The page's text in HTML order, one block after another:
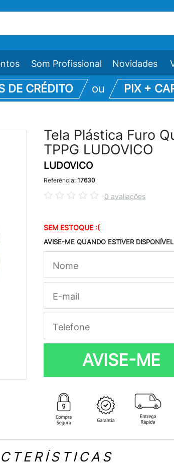
Som Profissional Novidades
DE CRÉDITO ou PIX +
Tela Plástica Furo
TPPG LUDOVICO
LUDOVICO
Referência: 17630
0 avaliações
SEM ESTOQUE :(
AVISE-ME QUANDO ESTIVER DISPONÍVEL
AVISE-ME